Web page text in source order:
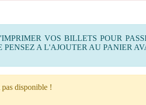
VOS BILLETS POUR
A L'AJOUTER AU PANIER
pas disponible !